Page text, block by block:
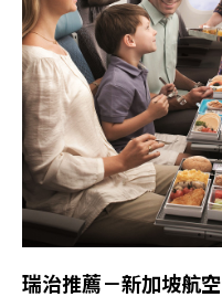
瑞治推薦－新加坡航空